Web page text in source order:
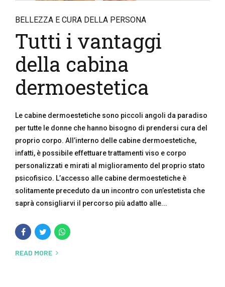
BELLEZZA E CURA DELLA PERSONA
Tutti i vantaggi
della cabina
dermoestetica
Le cabine dermoestetiche sono piccoli angoli da paradiso
per tutte le donne che hanno bisogno di prendersi cura del
proprio corpo. All’interno delle cabine dermoestetiche,
infatti, è possibile effettuare trattamenti viso e corpo
personalizzati e mirati al miglioramento del proprio stato
psicofisico. L’accesso alle cabine dermoestetiche è
solitamente preceduto da un incontro con un’estetista che
saprà consigliarvi il percorso più adatto alle...
READ MORE